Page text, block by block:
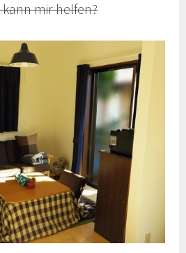
mir helfen?